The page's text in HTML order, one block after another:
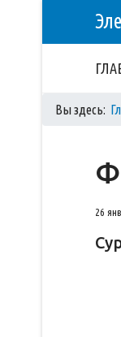
Вы здесь:
26